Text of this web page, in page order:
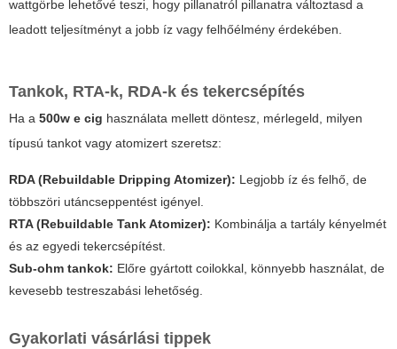
wattgörbe lehetővé teszi, hogy pillanatról pillanatra változtasd a
leadott teljesítményt a jobb íz vagy felhőélmény érdekében.
Tankok, RTA-k, RDA-k és tekercsépítés
Ha a 500w e cig használata mellett döntesz, mérlegeld, milyen
típusú tankot vagy atomizert szeretsz:
RDA (Rebuildable Dripping Atomizer): Legjobb íz és felhő, de
többszöri utáncseppentést igényel.
RTA (Rebuildable Tank Atomizer): Kombinálja a tartály kényelmét
és az egyedi tekercsépítést.
Sub-ohm tankok: Előre gyártott coilokkal, könnyebb használat, de
kevesebb testreszabási lehetőség.
Gyakorlati vásárlási tippek